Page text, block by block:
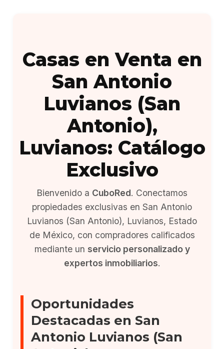
Casas en Venta en
San Antonio
Luvianos (San
Antonio),
Luvianos: Catálogo
Exclusivo
Bienvenido a CuboRed. Conectamos
propiedades exclusivas en San Antonio
Luvianos (San Antonio), Luvianos, Estado
de México, con compradores calificados
mediante un servicio personalizado y
expertos inmobiliarios.
Oportunidades
Destacadas en San
Antonio Luvianos (San